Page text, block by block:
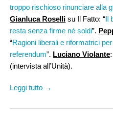
troppo rischioso rinunciare alla
Gianluca Roselli su Il Fatto: “Il
resta senza firme né soldi”.
“Ragioni liberali e riformatrici
referendum”. Luciano Violante
(intervista all’Unità).
Leggi tutto →